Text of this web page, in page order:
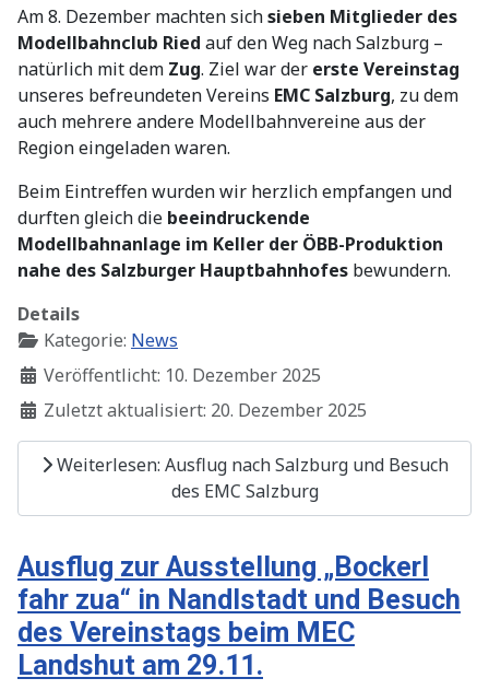
Am 8. Dezember machten sichsieben Mitglieder des
Modellbahnclub Ried auf den Weg nach Salzburg –
natürlich mit dem Zug. Ziel war der erste Vereinstag
unseres befreundeten Vereins EMC Salzburg, zu dem
auch mehrere andere Modellbahnvereine aus der
Region eingeladen waren.
Beim Eintreffen wurden wir herzlich empfangen und
durften gleich die beeindruckende
Modellbahnanlage im Keller der ÖBB-Produktion
nahe des Salzburger Hauptbahnhofes bewundern.
Details
Kategorie: News
Veröffentlicht: 10. Dezember 2025
Zuletzt aktualisiert: 20. Dezember 2025
Weiterlesen: Ausflug nach Salzburg und Besuch
des EMC Salzburg
Ausflug zur Ausstellung „Bockerl
fahr zua“ in Nandlstadt und Besuch
des Vereinstags beim MEC
Landshut am 29.11.